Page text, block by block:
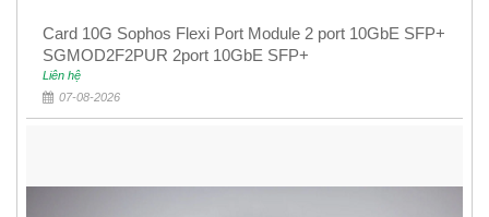
Card 10G Sophos Flexi Port Module 2 port 10GbE SFP+
SGMOD2F2PUR 2port 10GbE SFP+
Liên hệ
07-08-2026